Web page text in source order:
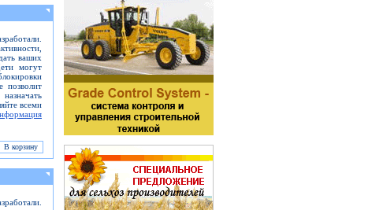
ваших
могут
позволит
всеми